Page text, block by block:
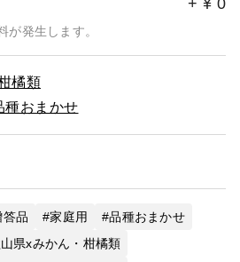
+ ¥ 0
が発生します。
橘類
種おまかせ
答品 家庭用
品種おまかせ
県xみかん・柑橘類